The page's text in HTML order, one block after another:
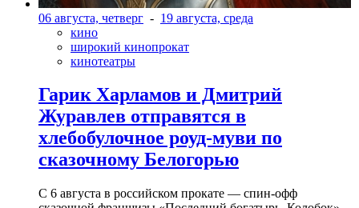
06 августа, четверг - 19 августа, среда
кино
широкий кинопрокат
кинотеатры
Гарик Харламов и Дмитрий
Журавлев отправятся в
хлебобулочное роуд-муви по
сказочному Белогорью
С 6 августа в российском прокате — спин-офф